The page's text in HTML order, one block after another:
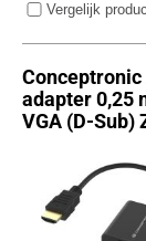
Vergelijk
Conceptronic
adapter 0,25
VGA (D-Sub)